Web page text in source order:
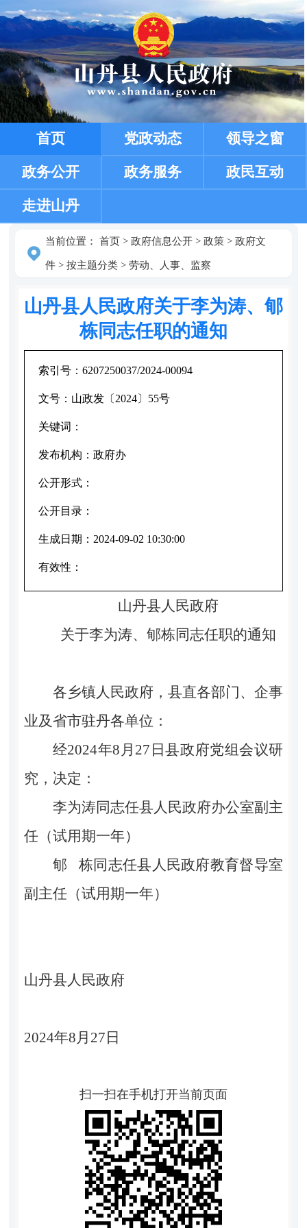
首页 党政动态 领导之窗
政务公开 政务服务 政民互动
走进山丹
当前位置： 首页> 政府信息公开> 政策> 政府文
件> 按主题分类> 劳动、人事、监察
山丹县人民政府关于李为涛、郇
栋同志任职的通知
索引号： 6207250037/2024-00094
文号： 山政发〔2024〕55号
关键词：
发布机构： 政府办
公开形式：
公开目录：
生成日期： 2024-09-02 10:30:00
有效性：
山丹县人民政府
关于李为涛、郇栋同志任职的通知
各乡镇人民政府，县直各部门、企事
业及省市驻丹各单位：
经2024年8月27日县政府党组会议研
究，决定：
李为涛同志任县人民政府办公室副主
任（试用期一年）
郇 栋同志任县人民政府教育督导室
副主任（试用期一年）
山丹县人民政府
2024年8月27日
扫一扫在手机打开当前页面